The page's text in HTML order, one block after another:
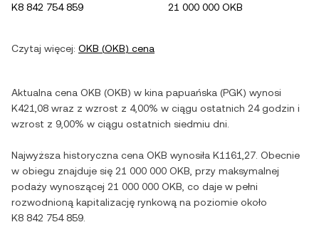
K8 842 754 859
21 000 000 OKB
Czytaj więcej: OKB (OKB) cena
Aktualna cena OKB (OKB) w kina papuańska (PGK) wynosi
K421,08 wraz z wzrost z 4,00% w ciągu ostatnich 24 godzin i
wzrost z 9,00% w ciągu ostatnich siedmiu dni.
Najwyższa historyczna cena OKB wynosiła K1161,27 . Obecnie
w obiegu znajduje się 21 000 000 OKB , przy maksymalnej
podaży wynoszącej 21 000 000 OKB , co daje w pełni
rozwodnioną kapitalizację rynkową na poziomie około
K8 842 754 859